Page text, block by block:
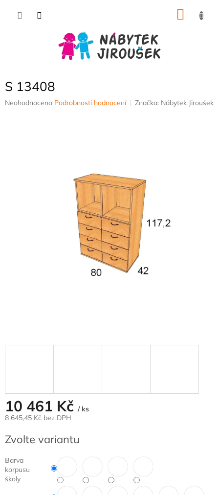
S 13408
Průměrné
Neohodnoceno Podrobnosti hodnocení Značka: Nábytek Jiroušek
10 461 Kč / ks
8 645,45 Kč bez DPH
cena:
Zvolte variantu
Barva
korpusu
školy